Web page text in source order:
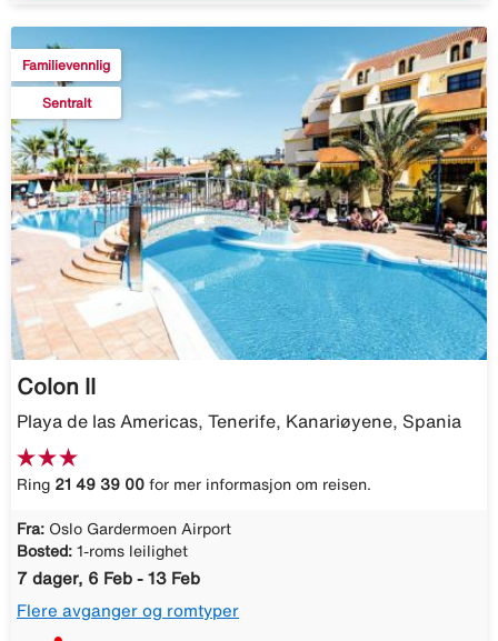
Familievennlig
Sentralt
Colon II
Playa de las Americas, Tenerife, Kanariøyene, Spania
Ring 21 49 39 00 for mer informasjon om reisen.
Fra: Oslo Gardermoen Airport
Bosted: 1-roms leilighet
7 dager, 6 Feb - 13 Feb
Flere avganger og romtyper